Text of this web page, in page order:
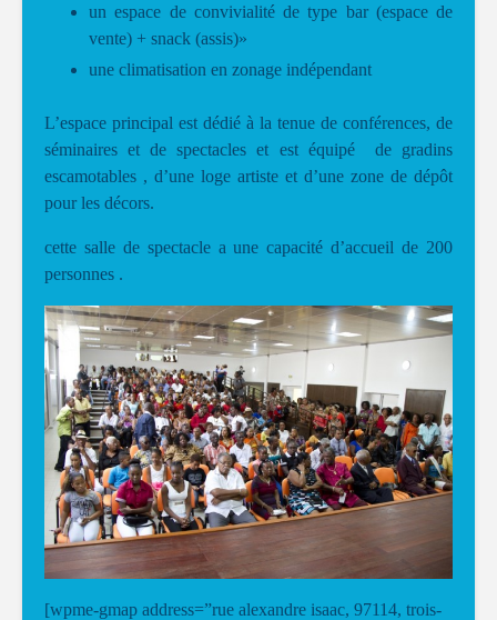
un espace de convivialité de type bar (espace de
vente) + snack (assis)»
une climatisation en zonage indépendant
L’espace principal est dédié à la tenue de conférences, de
séminaires et de spectacles et est équipé de gradins
escamotables , d’une loge artiste et d’une zone de dépôt
pour les décors.
cette salle de spectacle a une capacité d’accueil de 200
personnes .
[wpme-gmap address=”rue alexandre isaac, 97114, trois-